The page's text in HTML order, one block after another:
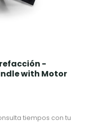
refacción -
with Motor
tiempos con tu